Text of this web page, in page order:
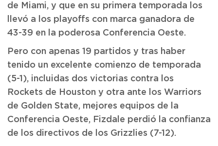
de Miami, y que en su primera temporada los
llevó a los playoffs con marca ganadora de
43-39 en la poderosa Conferencia Oeste.
Pero con apenas 19 partidos y tras haber
tenido un excelente comienzo de temporada
(5-1), incluidas dos victorias contra los
Rockets de Houston y otra ante los Warriors
de Golden State, mejores equipos de la
Conferencia Oeste, Fizdale perdió la confianza
de los directivos de los Grizzlies (7-12).